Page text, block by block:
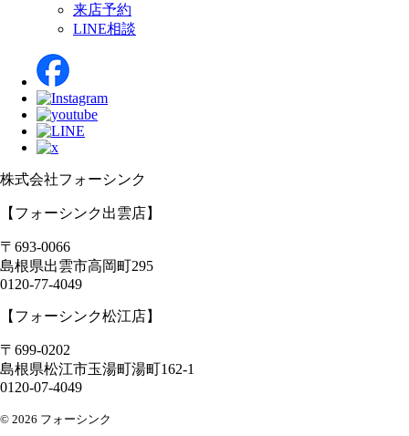
来店予約
LINE相談
株式会社フォーシンク
【フォーシンク出雲店】
〒693-0066
島根県出雲市高岡町295
0120-77-4049
【フォーシンク松江店】
〒699-0202
島根県松江市玉湯町湯町162-1
0120-07-4049
© 2026 フォーシンク